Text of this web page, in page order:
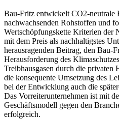
Bau-Fritz entwickelt CO2-neutrale
nachwachsenden Rohstoffen und
Wertschöpfungskette Kriterien
mit dem Preis als nachhaltigstes
herausragenden Beitrag, den Bau-
Herausforderung des
Treibhausgasen durch die privaten
die konsequente Umsetzung des
bei der Entwicklung auch die
Das Vorreiterunternehmen ist mit
Geschäftsmodell gegen den
erfolgreich.